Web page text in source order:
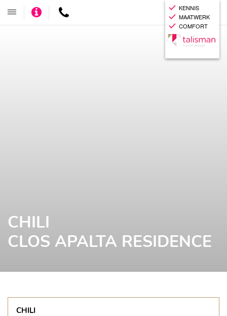
KENNIS
MAATWERK
COMFORT
Toggle
navigatie
Adviseer Contact
CHILI
CLOS APALTA RESIDENCE
CHILI